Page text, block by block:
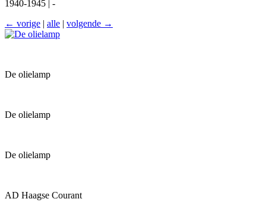
1940-1945 | -
← vorige | alle | volgende →
De olielamp
De olielamp
De olielamp
AD Haagse Courant